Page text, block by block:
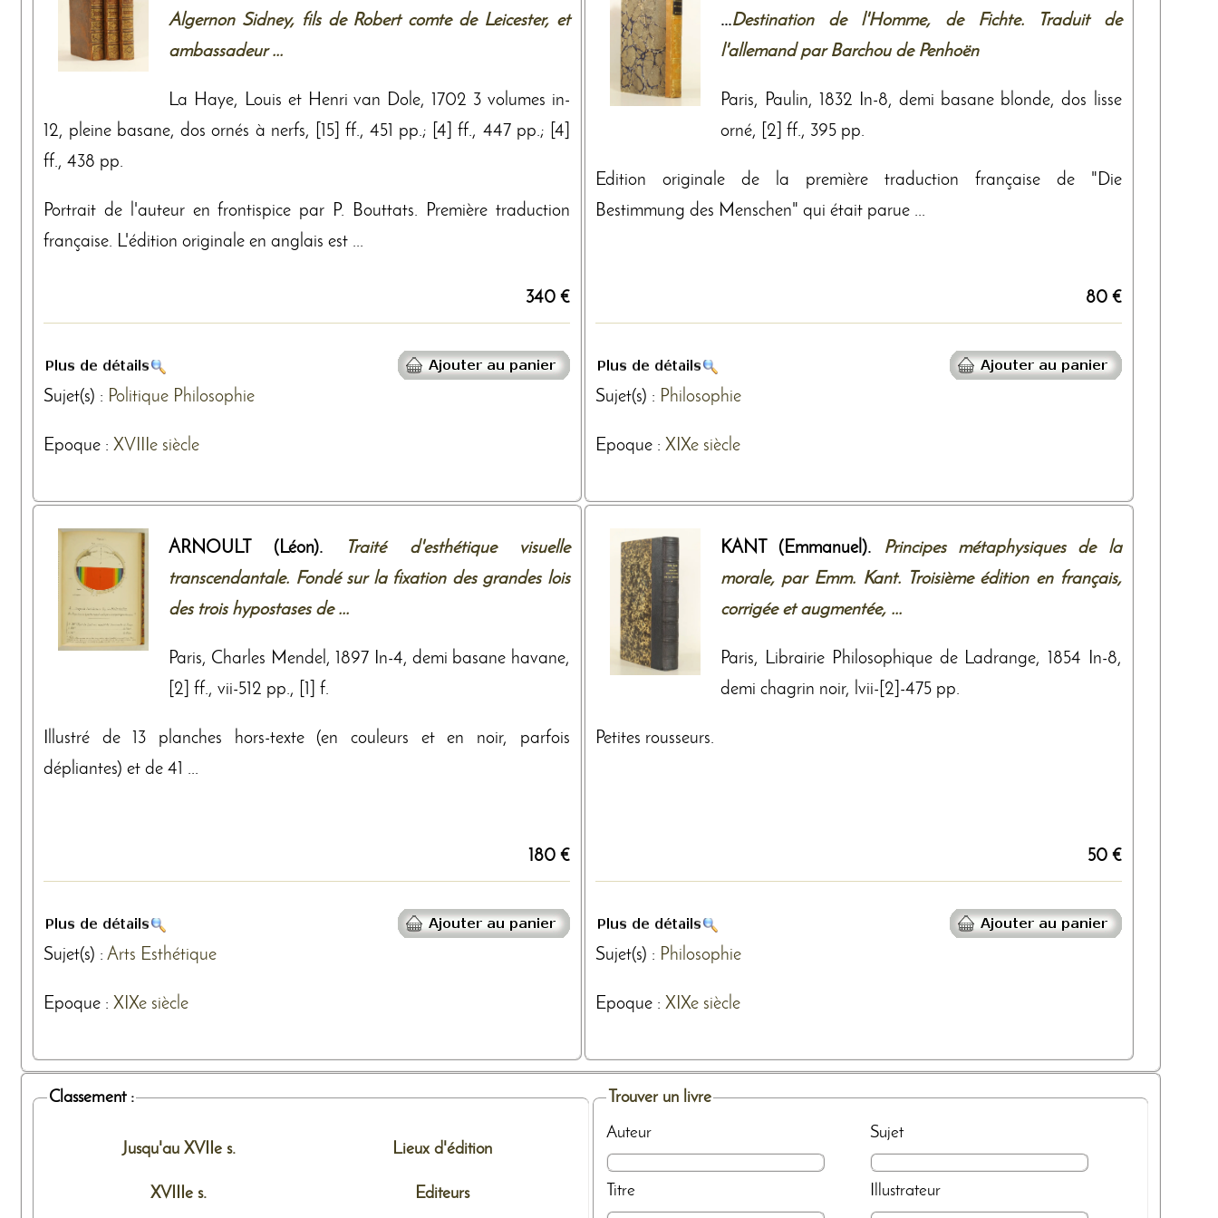
Algernon Sidney, fils de Robert comte de Leicester, et
ambassadeur ...
La Haye, Louis et Henri van Dole, 1702 3 volumes in-
12, pleine basane, dos ornés à nerfs, [15] ff., 451 pp.; [4] ff., 447 pp.; [4]
ff., 438 pp.
Portrait de l'auteur en frontispice par P. Bouttats. Première traduction
française. L'édition originale en anglais est ...
340 €
Sujet(s) : Politique Philosophie
Epoque : XVIIIe siècle
...Destination de l'Homme, de Fichte. Traduit de
l'allemand par Barchou de Penhoën
Paris, Paulin, 1832 In-8, demi basane blonde, dos lisse
orné, [2] ff., 395 pp.
Edition originale de la première traduction française de "Die
Bestimmung des Menschen" qui était parue ...
80 €
Sujet(s) : Philosophie
Epoque : XIXe siècle
ARNOULT (Léon).
Traité d'esthétique visuelle
transcendantale. Fondé sur la fixation des grandes lois
des trois hypostases de ...
Paris, Charles Mendel, 1897 In-4, demi basane havane,
[2] ff., vii-512 pp., [1] f.
Illustré de 13 planches hors-texte (en couleurs et en noir, parfois
dépliantes) et de 41 ...
180 €
Sujet(s) : Arts Esthétique
Epoque : XIXe siècle
KANT (Emmanuel).
Principes métaphysiques de la
morale, par Emm. Kant. Troisième édition en français,
corrigée et augmentée, ...
Paris, Librairie Philosophique de Ladrange, 1854 In-8,
demi chagrin noir, lvii-[2]-475 pp.
Petites rousseurs.
50 €
Sujet(s) : Philosophie
Epoque : XIXe siècle
Classement :
Jusqu'au XVIIe s.
XVIIIe s.
Lieux d'édition
Editeurs
Trouver un livre
Auteur
Titre
Sujet
Illustrateur